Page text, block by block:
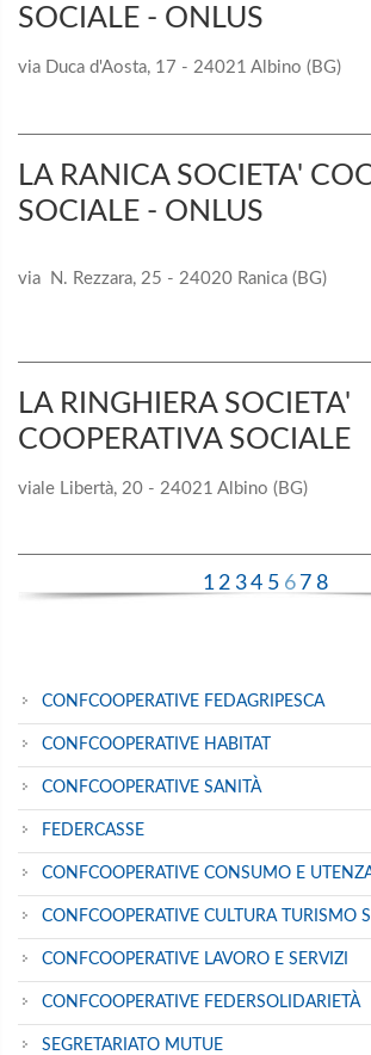
SOCIALE - ONLUS
via Duca d'Aosta, 17 - 24021 Albino (BG)
LA RANICA SOCIETA'
SOCIALE - ONLUS
via N. Rezzara, 25 - 24020 Ranica (BG)
LA RINGHIERA SOCIETA'
COOPERATIVA SOCIALE
viale Libertà, 20 - 24021 Albino (BG)
12 34 5 6 7 8
CONFCOOPERATIVE FEDAGRIPESCA
CONFCOOPERATIVE HABITAT
CONFCOOPERATIVE SANITÀ
FEDERCASSE
CONFCOOPERATIVE CONSUMO E
CONFCOOPERATIVE CULTURA TURISMO
CONFCOOPERATIVE LAVORO E SERVIZI
CONFCOOPERATIVE FEDERSOLIDARIETÀ
SEGRETARIATO MUTUE